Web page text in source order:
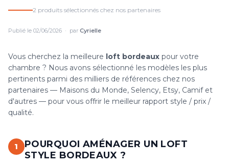
2 produits sélectionnés chez nos partenaires
Publié le 02/06/2026 · par Cyrielle
Vous cherchez la meilleure loft bordeaux pour votre
chambre ? Nous avons sélectionné les modèles les plus
pertinents parmi des milliers de références chez nos
partenaires — Maisons du Monde, Selency, Etsy, Camif et
d'autres — pour vous offrir le meilleur rapport style / prix /
qualité.
1
POURQUOI AMÉNAGER UN LOFT
STYLE BORDEAUX ?